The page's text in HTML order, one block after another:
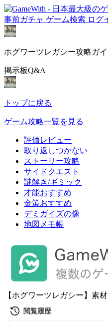
事前ガチャ ゲーム検索 ログ
ホグワーツレガシー攻略ガ
掲示板Q&A
トップに戻る
ゲーム攻略一覧を見る
評価レビュー
取り返しつかない
ストーリー攻略
サイドクエスト
謎解き/ギミック
才能おすすめ
金策おすすめ
デミガイズの像
地図メモ帳
【ホグワーツレガシー】素